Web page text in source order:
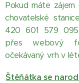
Pokud máte
chovatelské
420 601 579
přes webový
očekávaný vrh v
Štěňátka se